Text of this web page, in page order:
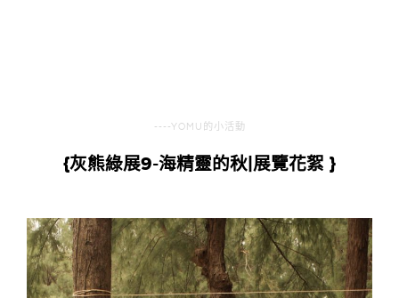
----YOMU的小活動
{灰熊綠展9-海精靈的秋|展覽花絮 }